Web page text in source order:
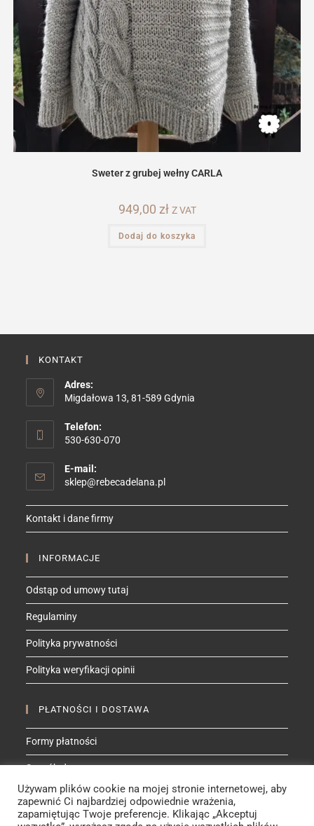
Sweter z grubej wełny CARLA
949,00 zł Z VAT
Dodaj do koszyka
KONTAKT
Adres:
Migdałowa 13, 81-589 Gdynia
Telefon:
530-630-070
E-mail:
sklep@rebecadelana.plOpens
your
Kontakt i dane firmy
INFORMACJE
Odstąp od umowy tutaj
Regulaminy
Polityka prywatności
Polityka weryfikacji opinii
PŁATNOŚCI I DOSTAWA
Formy płatności
Sposób dostawy
ZNAJDŹ MNIE NA
Używam plików cookie na mojej stronie internetowej, aby
zapewnić Ci najbardziej odpowiednie wrażenia,
zapamiętując Twoje preferencje. Klikając „Akceptuj